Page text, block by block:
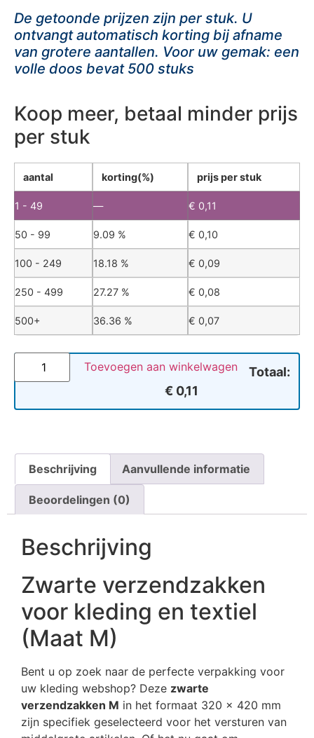
De getoonde prijzen zijn per stuk. U
ontvangt automatisch korting bij afname
van grotere aantallen. Voor uw gemak: een
volle doos bevat 500 stuks
Koop meer, betaal minder prijs
per stuk
aantal korting(%) prijs per stuk
1 - 49 — € 0,11
50 - 99 9.09 % € 0,10
100 - 249 18.18 % € 0,09
250 - 499 27.27 % € 0,08
500+ 36.36 % € 0,07
Toevoegen aan winkelwagen
Totaal:
€ 0,11
Beschrijving Aanvullende informatie
Beoordelingen (0)
Beschrijving
Zwarte verzendzakken
voor kleding en textiel
(Maat M)
Bent u op zoek naar de perfecte verpakking voor
uw kleding webshop? Deze zwarte
verzendzakken M in het formaat 320 x 420 mm
zijn specifiek geselecteerd voor het versturen van